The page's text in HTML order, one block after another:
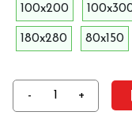
100x200
180x280 80x150
-
Dekoratif
Halı
+